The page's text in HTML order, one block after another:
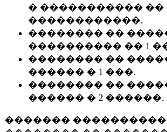
� ����������� ��
������������.
�������� ��
���������� �� 1
�������� ��
������ � 1 ���.
�������� ��
������ � 2 ������.
�������